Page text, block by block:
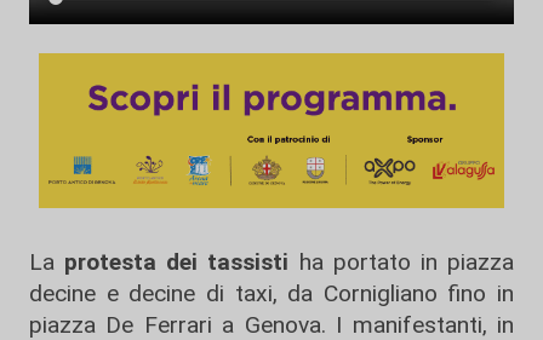
La protesta dei tassisti ha portato in piazza
decine e decine di taxi, da Cornigliano fino in
piazza De Ferrari a Genova. I manifestanti, in